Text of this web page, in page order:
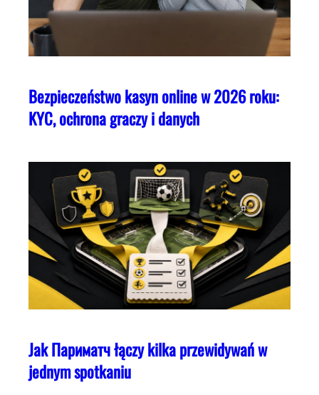
Bezpieczeństwo kasyn online w 2026 roku:
KYC, ochrona graczy i danych
Jak Париматч łączy kilka przewidywań w
jednym spotkaniu